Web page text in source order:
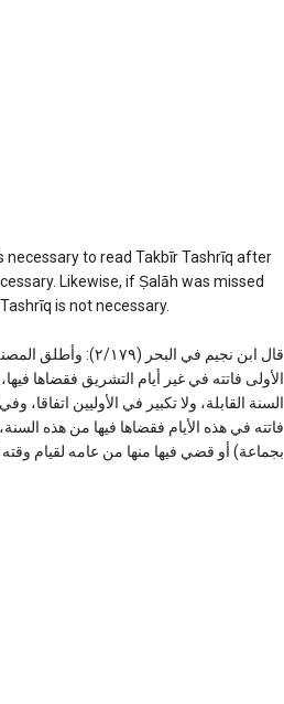
necessary to read Takbīr Tashrīq after
Likewise, if Ṣalāh was missed
is not necessary.
قال ابن نجيم في
الأولى فاتته في غير أيام التشريق فقضاها
السنة القابلة، ولا تكبير في الأوليين
بجماعة) أو قضي فيها منها من عامه لقيام وقته كالأضحية،